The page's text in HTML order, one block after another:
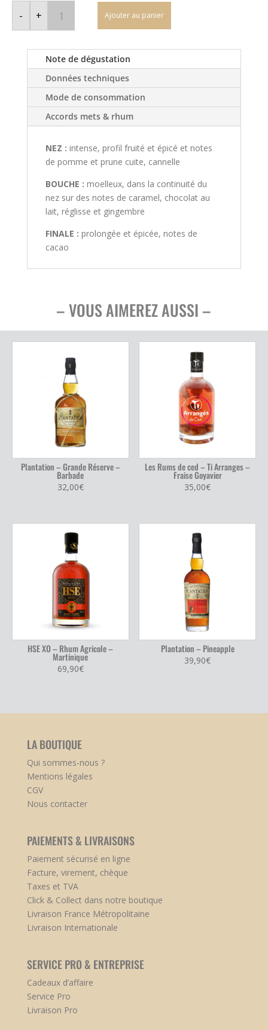
-
quantité
Plantation
Rum
Fiji
+ Ajouter au panier
Note de dégustation
Données techniques
Mode de consommation
Accords mets & rhum
NEZ : intense, profil fruité et épicé et notes
de pomme et prune cuite, cannelle
BOUCHE : moelleux, dans la continuité du
nez sur des notes de caramel, chocolat au
lait, réglisse et gingembre
FINALE : prolongée et épicée, notes de
cacao
– VOUS AIMEREZ AUSSI –
Plantation – Grande Réserve –
Barbade
32,00€
Les Rums de ced – Ti Arranges –
Fraise Goyavier
35,00€
HSE XO – Rhum Agricole –
Martinique
69,90€
Plantation – Pineapple
39,90€
LA BOUTIQUE
Qui sommes-nous ?
Mentions légales
CGV
Nous contacter
PAIEMENTS & LIVRAISONS
Paiement sécurisé en ligne
Facture, virement, chèque
Taxes et TVA
Click & Collect dans notre boutique
Livraison France Métropolitaine
Livraison Internationale
SERVICE PRO & ENTREPRISE
Cadeaux d’affaire
Service Pro
Livraison Pro